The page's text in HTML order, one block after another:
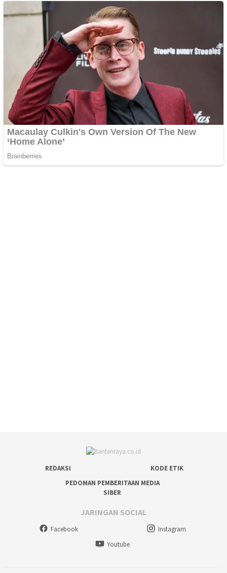
REDAKSI
KODE ETIK
PEDOMAN PEMBERITAAN MEDIA
SIBER
JARINGAN SOCIAL
Facebook
Instagram
Youtube